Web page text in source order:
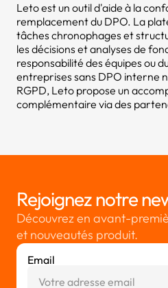
Leto est un outil d'aide à la
remplacement du DPO. La
tâches chronophages et
les décisions et analyses de
responsabilité des équipes ou
entreprises sans DPO interne
RGPD, Leto propose un
complémentaire via des
Rejoignez notre
Découvrez en avant-
et nouveautés produit.
Email